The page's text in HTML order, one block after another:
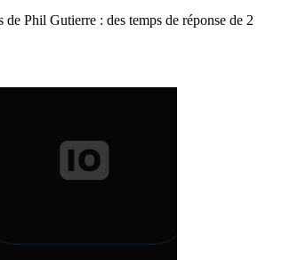
Phil Gutierre : des temps de réponse de 2